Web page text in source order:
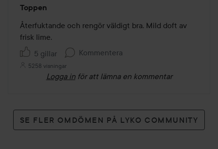
5
av
5
Toppen
Återfuktande och rengör väldigt bra. Mild doft av
frisk lime.
5 gillar
Kommentera
5258 visningar
Logga in för att lämna en kommentar
SE FLER OMDÖMEN PÅ LYKO COMMUNITY